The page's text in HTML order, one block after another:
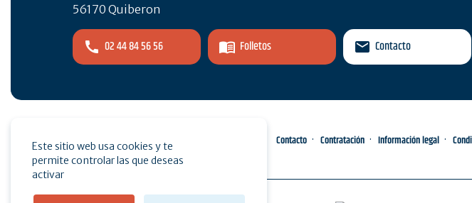
56170 Quiberon
02 44 84 56 56 Folletos Contacto
Espacio pro Contacto Contratación Información legal
Este sitio web usa cookies y te
permite controlar las que deseas
activar